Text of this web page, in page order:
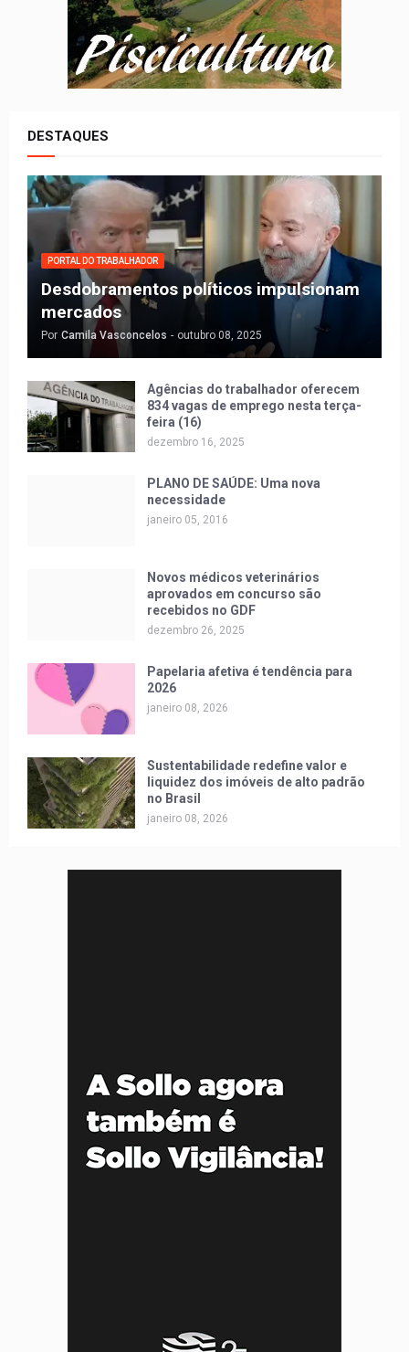
DESTAQUES
PORTAL DO TRABALHADOR
Desdobramentos políticos impulsionam
mercados
Por Camila Vasconcelos - outubro 08, 2025
Agências do trabalhador oferecem
834 vagas de emprego nesta terça-
feira (16)
dezembro 16, 2025
PLANO DE SAÚDE: Uma nova
necessidade
janeiro 05, 2016
Novos médicos veterinários
aprovados em concurso são
recebidos no GDF
dezembro 26, 2025
Papelaria afetiva é tendência para
2026
janeiro 08, 2026
Sustentabilidade redefine valor e
liquidez dos imóveis de alto padrão
no Brasil
janeiro 08, 2026